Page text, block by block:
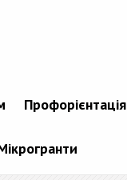
Профорієнтація